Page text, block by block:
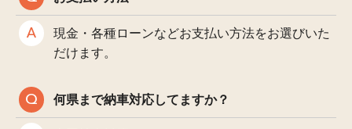
現金・各種ローンなどお支払い方法をお選びいた
だけます。
何県まで納車対応してますか？